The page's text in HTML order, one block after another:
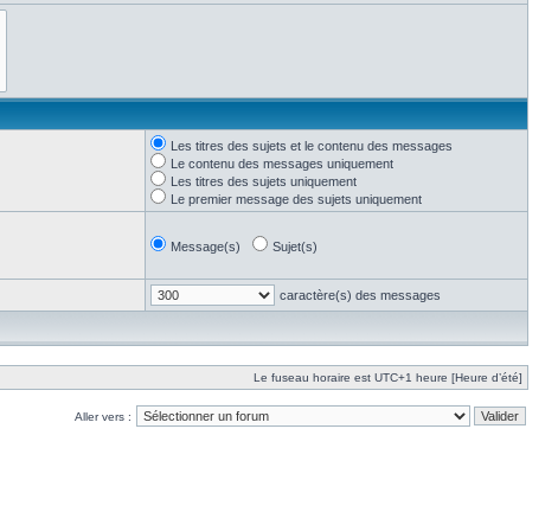
Les titres des sujets et le contenu des messages
Le contenu des messages uniquement
Les titres des sujets uniquement
Le premier message des sujets uniquement
Message(s) Sujet(s)
caractère(s) des messages
Le fuseau horaire est UTC+1 heure [Heure d’été]
Aller vers :